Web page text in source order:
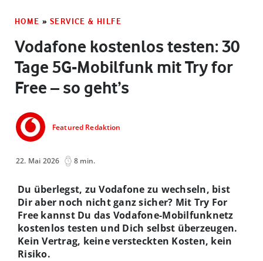
HOME » SERVICE & HILFE
Vodafone kostenlos testen: 30
Tage 5G-Mobilfunk mit Try for
Free – so geht’s
Featured Redaktion
22. Mai 2026 8 min.
Du überlegst, zu Vodafone zu wechseln, bist
Dir aber noch nicht ganz sicher? Mit Try For
Free kannst Du das Vodafone-Mobilfunknetz
kostenlos testen und Dich selbst überzeugen.
Kein Vertrag, keine versteckten Kosten, kein
Risiko.